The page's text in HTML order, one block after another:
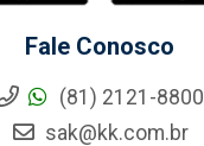
Fale Conosco
(81) 2121-8800
sak@kk.com.br